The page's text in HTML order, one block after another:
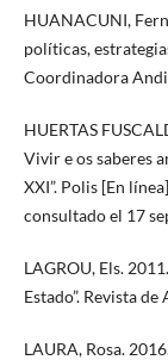
HUANACUNI,
políticas,
Coordinadora
HUERTAS
Vivir e os saberes
XXI”. Polis [En
consultado el 17
LAGROU, Els.
Estado”. Revista
LAURA, Rosa.